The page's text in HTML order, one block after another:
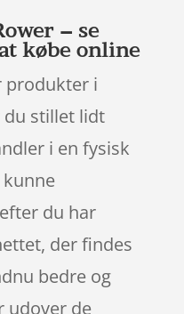
– se
købe online
produkter i
du stillet lidt
i en fysisk
du har
der findes
bedre og
udover de